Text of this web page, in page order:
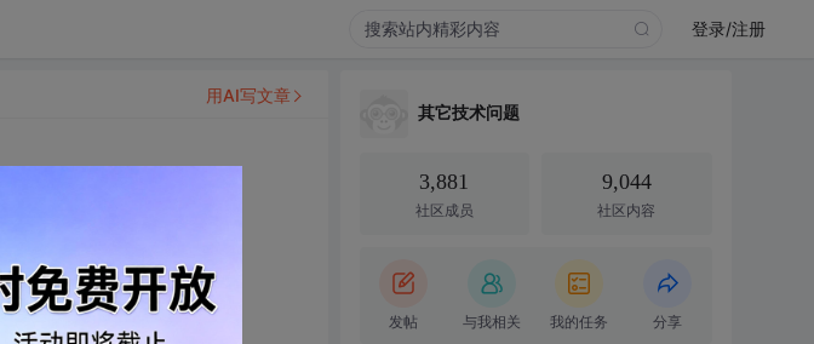
登录/注册
用AI写文章
其它技术问题
3,881
社区成员
9,044
社区内容
发帖 与我相关 我的任务 分享